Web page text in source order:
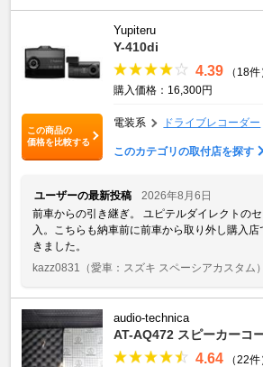
この商品の
価格を比較する
Yupiteru
Y-410di
4.39
（18件
購入価格：16,300円
電装系 ドライブレコーダー
このカテゴリの取付店を探す
ユーザーの最新投稿
2026年8月6日
前車からの引き継ぎ。 ユピテルダイレクトの
入。こちらも納車前に前車から取り外し購入
きました。
kazz0831
（愛車：スズキ スペーシアカスタム）
audio-technica
AT-AQ472 スピーカーコ
4.64 （22件